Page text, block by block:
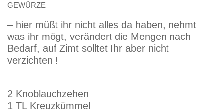
GEWÜRZE
– hier müßt ihr nicht alles da haben, nehmt
was ihr mögt, verändert die Mengen nach
Bedarf, auf Zimt solltet Ihr aber nicht
verzichten !
2 Knoblauchzehen
1 TL Kreuzkümmel